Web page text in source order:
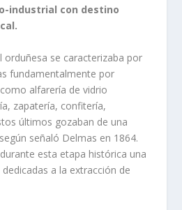
industrial con destino
orduñesa se caracterizaba por
fundamentalmente por
alfarería de vidrio
zapatería, confitería,
últimos gozaban de una
señaló Delmas en 1864.
esta etapa histórica una
a la extracción de